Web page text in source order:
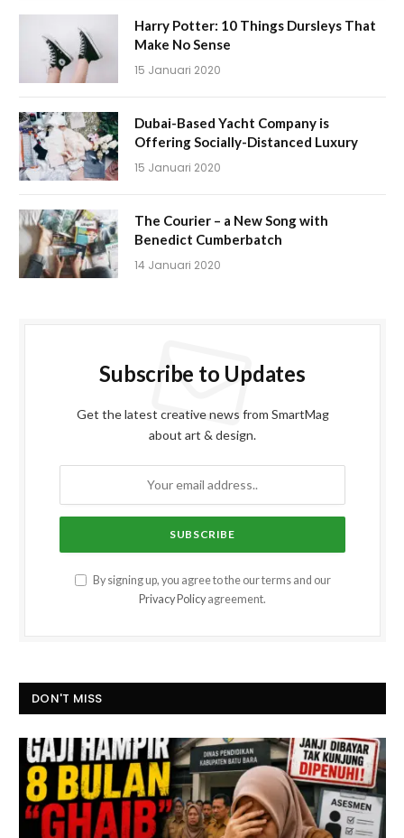
Harry Potter: 10 Things Dursleys That
Make No Sense
15 Januari 2020
Dubai-Based Yacht Company is
Offering Socially-Distanced Luxury
15 Januari 2020
The Courier – a New Song with
Benedict Cumberbatch
14 Januari 2020
Subscribe to Updates
Get the latest creative news from SmartMag
about art & design.
By signing up, you agree to the our terms and our
Privacy Policy agreement.
DON'T MISS